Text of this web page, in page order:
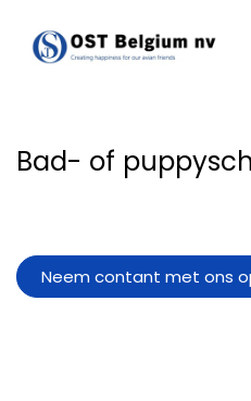
Bad- of
Neem contant met ons